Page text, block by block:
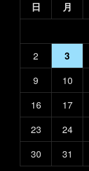
日 月
2
3
9
10
16
17
23
24
30
31